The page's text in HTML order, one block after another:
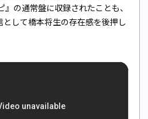
の通常盤に収録されたことも、
して橋本将生の存在感を後押し